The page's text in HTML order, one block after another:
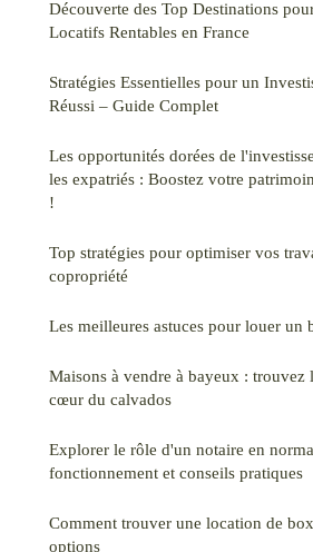
Découverte des Top Destinations
Locatifs Rentables en France
Stratégies Essentielles pour un
Réussi – Guide Complet
Les opportunités dorées de
les expatriés : Boostez votre
!
Top stratégies pour optimiser vos
copropriété
Les meilleures astuces pour louer un
Maisons à vendre à bayeux : trouvez
cœur du calvados
Explorer le rôle d'un notaire en
fonctionnement et conseils pratiques
Comment trouver une location de
options